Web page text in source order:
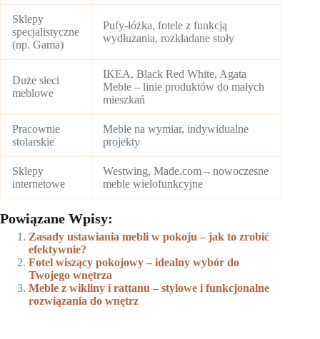
Sklepy
specjalistyczne
(np. Gama)
Pufy-łóżka, fotele z funkcją
wydłużania, rozkładane stoły
Duże sieci
meblowe
IKEA, Black Red White, Agata
Meble – linie produktów do małych
mieszkań
Pracownie
stolarskie
Meble na wymiar, indywidualne
projekty
Sklepy
internetowe
Westwing, Made.com – nowoczesne
meble wielofunkcyjne
Powiązane Wpisy:
Zasady ustawiania mebli w pokoju – jak to zrobić
efektywnie?
Fotel wiszący pokojowy – idealny wybór do
Twojego wnętrza
Meble z wikliny i rattanu – stylowe i funkcjonalne
rozwiązania do wnętrz